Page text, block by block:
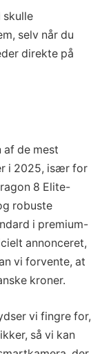
skulle
selv når du
direkte på
de mest
i 2025, især for
8 Elite-
robuste
i premium-
annonceret,
vi forvente, at
kroner.
vi fingre for,
så vi kan